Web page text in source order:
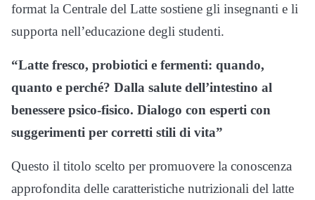
format la Centrale del Latte sostiene gli insegnanti e li
supporta nell’educazione degli studenti.
“Latte fresco, probiotici e fermenti: quando,
quanto e perché? Dalla salute dell’intestino al
benessere psico-fisico. Dialogo con esperti con
suggerimenti per corretti stili di vita”
Questo il titolo scelto per promuovere la conoscenza
approfondita delle caratteristiche nutrizionali del latte